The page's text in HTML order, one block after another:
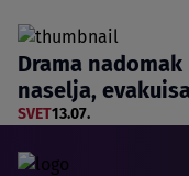
Drama
naselja,
SVET13.07.